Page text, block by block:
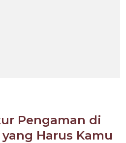
Pengaman di
Harus Kamu